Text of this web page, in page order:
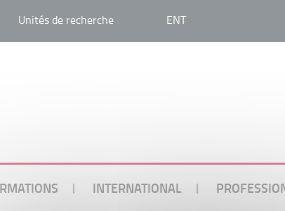
Unités de recherche ENT
INTERNATIONAL